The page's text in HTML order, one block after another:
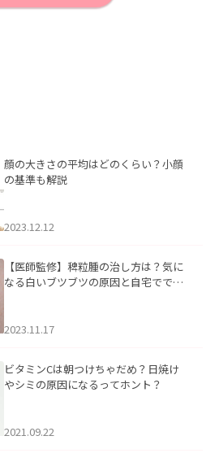
顔の大きさの平均はどのくらい？小顔
の基準も解説
2023.12.12
【医師監修】稗粒腫の治し方は？気に
なる白いブツブツの原因と自宅ででき
2023.11.17
ビタミンCは朝つけちゃだめ？日焼け
やシミの原因になるってホント？
2021.09.22